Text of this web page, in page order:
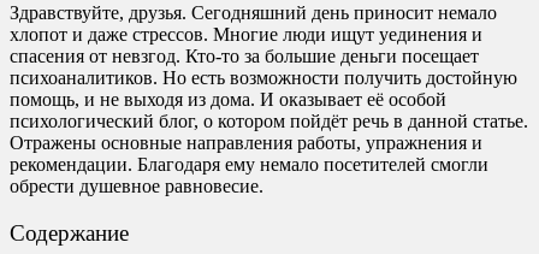
Здравствуйте, друзья. Сегодняшний день приносит немало
хлопот и даже стрессов. Многие люди ищут уединения и
спасения от невзгод. Кто-то за большие деньги посещает
психоаналитиков. Но есть возможности получить достойную
помощь, и не выходя из дома. И оказывает её особой
психологический блог, о котором пойдёт речь в данной статье.
Отражены основные направления работы, упражнения и
рекомендации. Благодаря ему немало посетителей смогли
обрести душевное равновесие.
Содержание